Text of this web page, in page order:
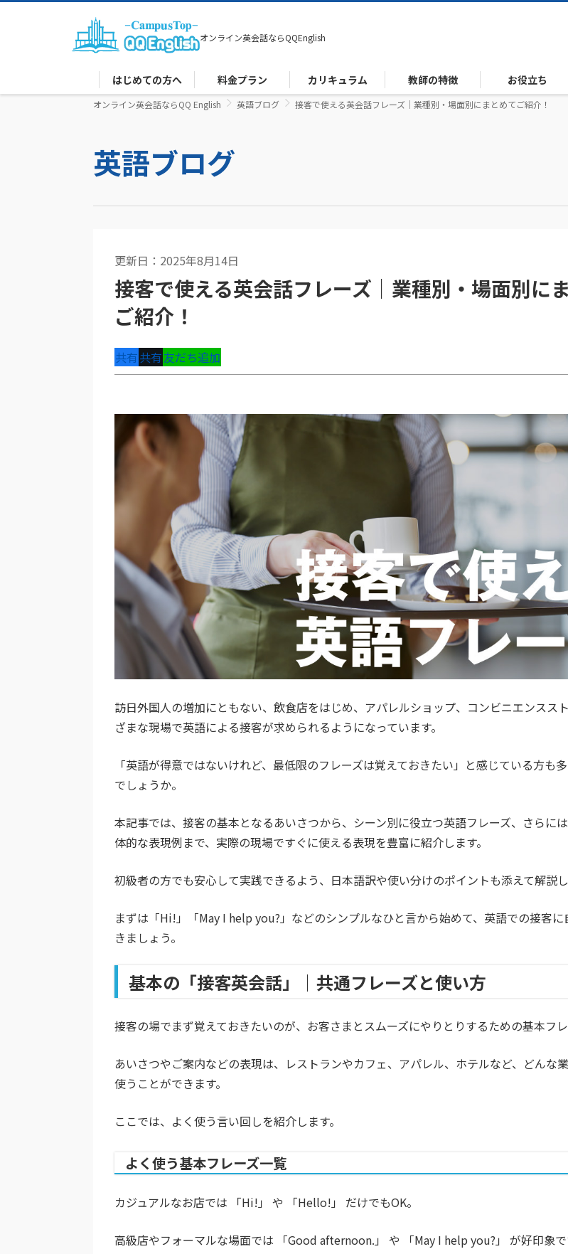
オンライン英会話ならQQEnglish
はじめての方へ 料金プラン カリキュラム 教師の特徴 お役立ち
オンライン英会話ならQQ English 英語ブログ 接客で使える英会話フレーズ｜業種別・場面別にまとめてご紹介！
英語ブログ
更新日：2025年8月14日
接客で使える英会話フレーズ｜業種別・場面別に
ご紹介！
共有共有友だち追加
訪日外国人の増加にともない、飲食店をはじめ、アパレルショップ、コンビニエンスス
ざまな現場で英語による接客が求められるようになっています。
「英語が得意ではないけれど、最低限のフレーズは覚えておきたい」と感じている方も
でしょうか。
本記事では、接客の基本となるあいさつから、シーン別に役立つ英語フレーズ、さらに
体的な表現例まで、実際の現場ですぐに使える表現を豊富に紹介します。
初級者の方でも安心して実践できるよう、日本語訳や使い分けのポイントも添えて解説し
まずは「Hi!」「May I help you?」などのシンプルなひと言から始めて、英語での接客に
きましょう。
基本の「接客英会話」｜共通フレーズと使い方
接客の場でまず覚えておきたいのが、お客さまとスムーズにやりとりするための基本フレ
あいさつやご案内などの表現は、レストランやカフェ、アパレル、ホテルなど、どんな
使うことができます。
ここでは、よく使う言い回しを紹介します。
よく使う基本フレーズ一覧
カジュアルなお店では 「Hi!」 や 「Hello!」 だけでもOK。
高級店やフォーマルな場面では 「Good afternoon.」 や 「May I help you?」 が好印象で